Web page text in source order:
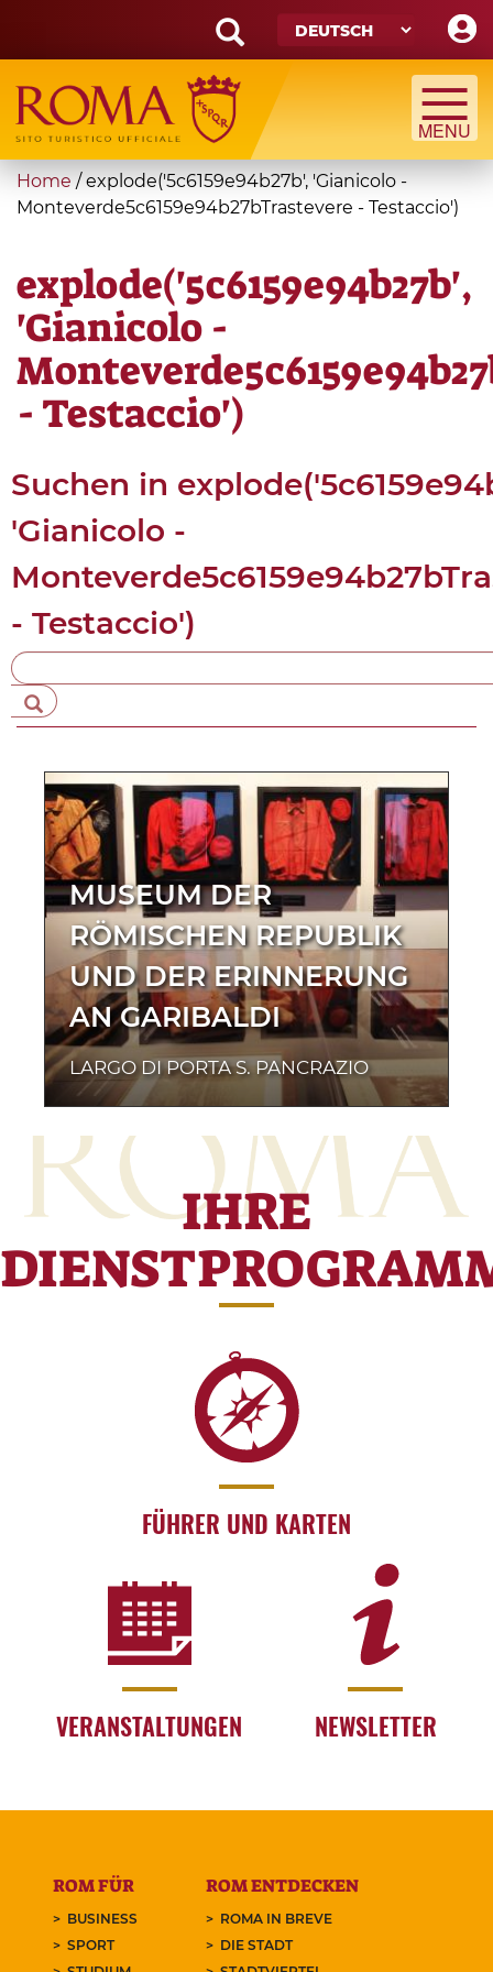
main
content
Search
form
Suche
You
are
Home /explode('5c6159e94b27b', 'Gianicolo -
Monteverde5c6159e94b27bTrastevere - Testaccio')
explode('5c6159e94b27b',
'Gianicolo -
- Testaccio')
Suchen in
'Gianicolo -
- Testaccio')
MUSEUM DER
RÖMISCHEN REPUBLIK
UND DER ERINNERUNG
AN GARIBALDI
LARGO DI PORTA S. PANCRAZIO
IHRE
FÜHRER UND KARTEN
VERANSTALTUNGEN NEWSLETTER
ROM FÜR
BUSINESS
SPORT
ROM ENTDECKEN
ROMA IN BREVE
DIE STADT